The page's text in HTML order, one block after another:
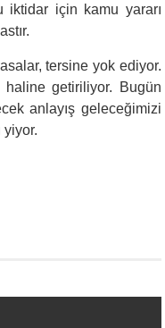
için kamu yararı
tersine yok ediyor.
getiriliyor. Bugün
anlayış geleceğimizi
yiyor.